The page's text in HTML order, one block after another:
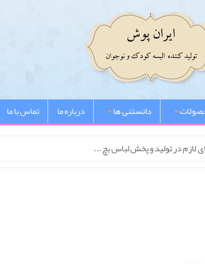
دانستنی ها درباره ما تماس با ما
لازم در تولید و پخش لباس بچ ...